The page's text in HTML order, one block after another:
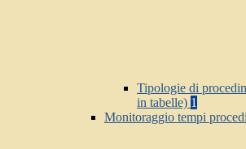
Tipologie di
in tabelle) 1
Monitoraggio tempi